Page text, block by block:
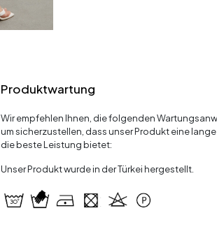
Produktwartung
Wir empfehlen Ihnen, die folgenden
um sicherzustellen, dass unser Produkt eine
die beste Leistung bietet:
Unser Produkt wurde in der Türkei hergestellt.